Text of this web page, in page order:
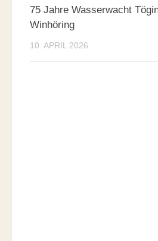
75 Jahre Wasserwacht
Winhöring
10. APRIL 2026